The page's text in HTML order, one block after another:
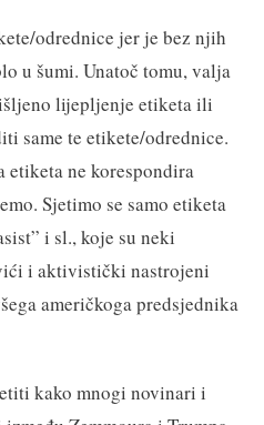
odrednice jer je bez njih
u šumi. Unatoč tomu, valja
lijepljenje etiketa ili
same te etikete/odrednice.
etiketa ne korespondira
Sjetimo se samo etiketa
i sl., koje su neki
i aktivistički nastrojeni
američkoga predsjednika
kako mnogi novinari i